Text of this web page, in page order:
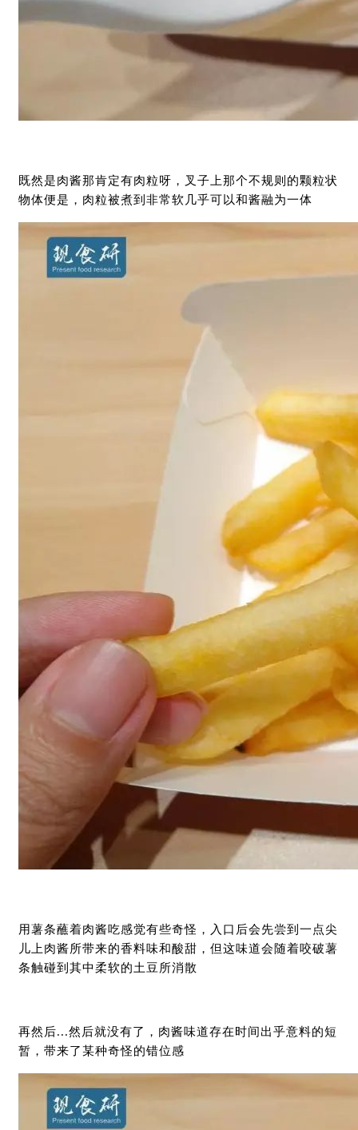
既然是肉酱那肯定有肉粒呀，叉子上那个不规则的颗粒状
物体便是，肉粒被煮到非常软几乎可以和酱融为一体
用薯条蘸着肉酱吃感觉有些奇怪，入口后会先尝到一点尖
儿上肉酱所带来的香料味和酸甜，但这味道会随着咬破薯
条触碰到其中柔软的土豆所消散
再然后...然后就没有了，肉酱味道存在时间出乎意料的短
暂，带来了某种奇怪的错位感